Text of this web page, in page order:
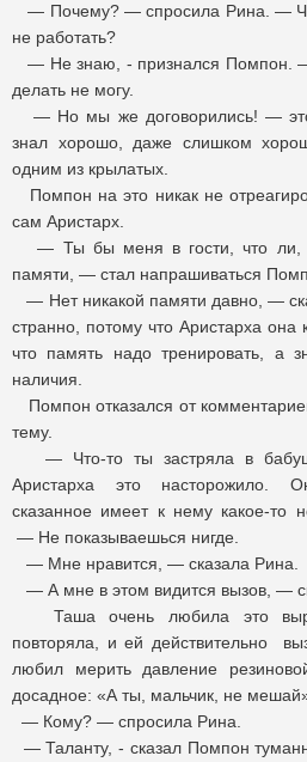
— Почему? — спросила Рина. —
не работать?
— Не знаю, - признался Помпон.
делать не могу.
— Но мы же договорились! —
знал хорошо, даже слишком
одним из крылатых.
Помпон на это никак не
сам Аристарх.
— Ты бы меня в гости, что ли,
памяти, — стал напрашиваться
— Нет никакой памяти давно, —
странно, потому что Аристарха она
что память надо тренировать, а
наличия.
Помпон отказался от
тему.
— Что-то ты застряла в
Аристарха это насторожило.
сказанное имеет к нему какое-то
— Не показываешься нигде.
— Мне нравится, — сказала Рина.
— А мне в этом видится вызов, —
Таша очень любила это
повторяла, и ей действительно
любил мерить давление
досадное: «А ты, мальчик, не
— Кому? — спросила Рина.
— Таланту, - сказал Помпон